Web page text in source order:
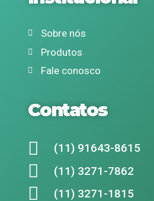
Sobre nós
Produtos
Fale conosco
Contatos
(11) 91643-8615
(11) 3271-7862
(11) 3271-1815